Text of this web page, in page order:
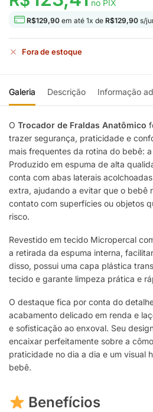
no PIX
R$129,90 em até 1x de R$129,90 s/
Fora de estoque
Galeria Descrição Informação
O Trocador de Fraldas Anatômico
trazer segurança, praticidade e
mais frequentes da rotina do bebê:
Produzido em espuma de alta
conta com abas laterais
extra, ajudando a evitar que o bebê
contato com superfícies ou objetos
risco.
Revestido em tecido Micropercal
a retirada da espuma interna,
disso, possui uma capa plástica
tecido e garante limpeza prática e
O destaque fica por conta do
acabamento delicado em renda e
e sofisticação ao enxoval. Seu
encaixar perfeitamente sobre a
praticidade no dia a dia e um visual
bebê.
Benefícios